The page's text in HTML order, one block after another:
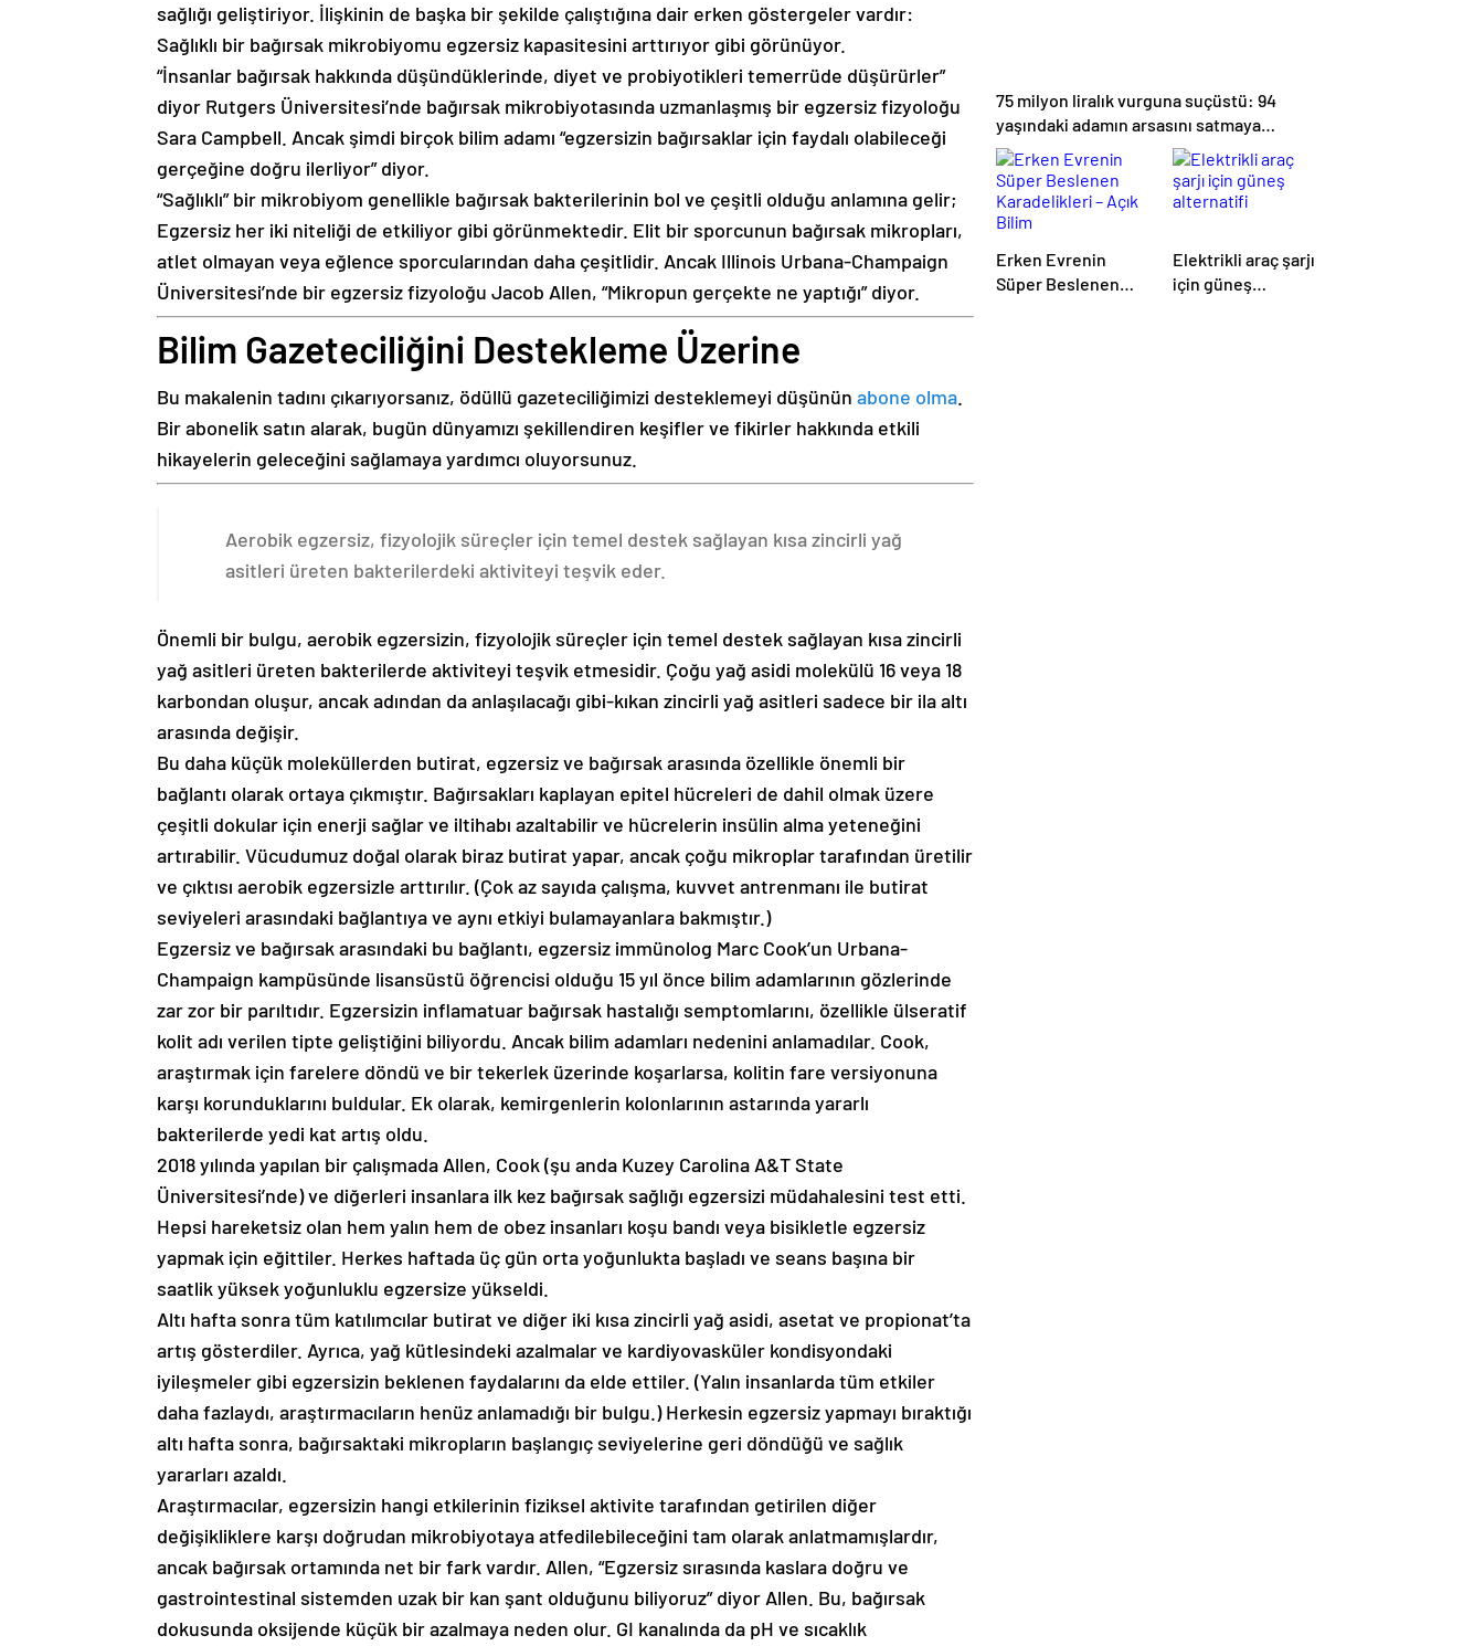
sağlığı geliştiriyor. İlişkinin de başka bir şekilde çalıştığına dair erken göstergeler vardır:
Sağlıklı bir bağırsak mikrobiyomu egzersiz kapasitesini arttırıyor gibi görünüyor.
“İnsanlar bağırsak hakkında düşündüklerinde, diyet ve probiyotikleri temerrüde düşürürler”
diyor Rutgers Üniversitesi’nde bağırsak mikrobiyotasında uzmanlaşmış bir egzersiz fizyoloğu
Sara Campbell. Ancak şimdi birçok bilim adamı “egzersizin bağırsaklar için faydalı olabileceği
gerçeğine doğru ilerliyor” diyor.
“Sağlıklı” bir mikrobiyom genellikle bağırsak bakterilerinin bol ve çeşitli olduğu anlamına gelir;
Egzersiz her iki niteliği de etkiliyor gibi görünmektedir. Elit bir sporcunun bağırsak mikropları,
atlet olmayan veya eğlence sporcularından daha çeşitlidir. Ancak Illinois Urbana-Champaign
Üniversitesi’nde bir egzersiz fizyoloğu Jacob Allen, “Mikropun gerçekte ne yaptığı” diyor.
Bilim Gazeteciliğini Destekleme Üzerine
Bu makalenin tadını çıkarıyorsanız, ödüllü gazeteciliğimizi desteklemeyi düşünün abone olma.
Bir abonelik satın alarak, bugün dünyamızı şekillendiren keşifler ve fikirler hakkında etkili
hikayelerin geleceğini sağlamaya yardımcı oluyorsunuz.
Aerobik egzersiz, fizyolojik süreçler için temel destek sağlayan kısa zincirli yağ
asitleri üreten bakterilerdeki aktiviteyi teşvik eder.
Önemli bir bulgu, aerobik egzersizin, fizyolojik süreçler için temel destek sağlayan kısa zincirli
yağ asitleri üreten bakterilerde aktiviteyi teşvik etmesidir. Çoğu yağ asidi molekülü 16 veya 18
karbondan oluşur, ancak adından da anlaşılacağı gibi-kıkan zincirli yağ asitleri sadece bir ila altı
arasında değişir.
Bu daha küçük moleküllerden butirat, egzersiz ve bağırsak arasında özellikle önemli bir
bağlantı olarak ortaya çıkmıştır. Bağırsakları kaplayan epitel hücreleri de dahil olmak üzere
çeşitli dokular için enerji sağlar ve iltihabı azaltabilir ve hücrelerin insülin alma yeteneğini
artırabilir. Vücudumuz doğal olarak biraz butirat yapar, ancak çoğu mikroplar tarafından üretilir
ve çıktısı aerobik egzersizle arttırılır. (Çok az sayıda çalışma, kuvvet antrenmanı ile butirat
seviyeleri arasındaki bağlantıya ve aynı etkiyi bulamayanlara bakmıştır.)
Egzersiz ve bağırsak arasındaki bu bağlantı, egzersiz immünolog Marc Cook’un Urbana-
Champaign kampüsünde lisansüstü öğrencisi olduğu 15 yıl önce bilim adamlarının gözlerinde
zar zor bir parıltıdır. Egzersizin inflamatuar bağırsak hastalığı semptomlarını, özellikle ülseratif
kolit adı verilen tipte geliştiğini biliyordu. Ancak bilim adamları nedenini anlamadılar. Cook,
araştırmak için farelere döndü ve bir tekerlek üzerinde koşarlarsa, kolitin fare versiyonuna
karşı korunduklarını buldular. Ek olarak, kemirgenlerin kolonlarının astarında yararlı
bakterilerde yedi kat artış oldu.
2018 yılında yapılan bir çalışmada Allen, Cook (şu anda Kuzey Carolina A&T State
Üniversitesi’nde) ve diğerleri insanlara ilk kez bağırsak sağlığı egzersizi müdahalesini test etti.
Hepsi hareketsiz olan hem yalın hem de obez insanları koşu bandı veya bisikletle egzersiz
yapmak için eğittiler. Herkes haftada üç gün orta yoğunlukta başladı ve seans başına bir
saatlik yüksek yoğunluklu egzersize yükseldi.
Altı hafta sonra tüm katılımcılar butirat ve diğer iki kısa zincirli yağ asidi, asetat ve propionat’ta
artış gösterdiler. Ayrıca, yağ kütlesindeki azalmalar ve kardiyovasküler kondisyondaki
iyileşmeler gibi egzersizin beklenen faydalarını da elde ettiler. (Yalın insanlarda tüm etkiler
daha fazlaydı, araştırmacıların henüz anlamadığı bir bulgu.) Herkesin egzersiz yapmayı bıraktığı
altı hafta sonra, bağırsaktaki mikropların başlangıç ​​seviyelerine geri döndüğü ve sağlık
yararları azaldı.
Araştırmacılar, egzersizin hangi etkilerinin fiziksel aktivite tarafından getirilen diğer
değişikliklere karşı doğrudan mikrobiyotaya atfedilebileceğini tam olarak anlatmamışlardır,
ancak bağırsak ortamında net bir fark vardır. Allen, “Egzersiz sırasında kaslara doğru ve
gastrointestinal sistemden uzak bir kan şant olduğunu biliyoruz” diyor Allen. Bu, bağırsak
dokusunda oksijende küçük bir azalmaya neden olur. GI kanalında da pH ve sıcaklık
75 milyon liralık vurguna suçüstü: 94
yaşındaki adamın arsasını satmaya
çalıştılar
Erken Evrenin
Süper Beslenen
Elektrikli araç şarjı
için güneş